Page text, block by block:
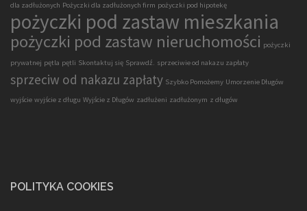
dla zadłużonych Pożyczki dla zadłużonych firm pożyczki pod hipotekę
pożyczki pod zastaw mieszkania
pożyczki pod zastaw nieruchomości pożyczki
prywatnej pętla pętli Skontaktuj się Sprawdź. sprzeciwie od nakazu zapłaty
sprzeciw od nakazu zapłaty Szybko Pomożemy Umorzenie Długów
wyjście wyjście z długu Wyjście z Długów zadłużeni zadłużonym z długów
POLITYKA COOKIES